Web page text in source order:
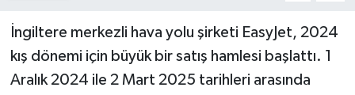
İngiltere merkezli hava yolu şirketi EasyJet, 2024
kış dönemi için büyük bir satış hamlesi başlattı. 1
Aralık 2024 ile 2 Mart 2025 tarihleri arasında